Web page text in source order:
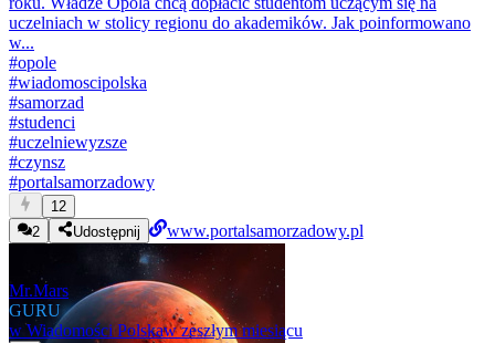
uczelniach w stolicy regionu do akademików. Jak poinformowano
w...
#opole
#wiadomoscipolska
#samorzad
#studenci
#uczelniewyzsze
#czynsz
#portalsamorzadowy
12
2
Udostępnij www.portalsamorzadowy.pl
Mr.Mars
GURU
w Wiadomości Polskaw zeszłym miesiącu